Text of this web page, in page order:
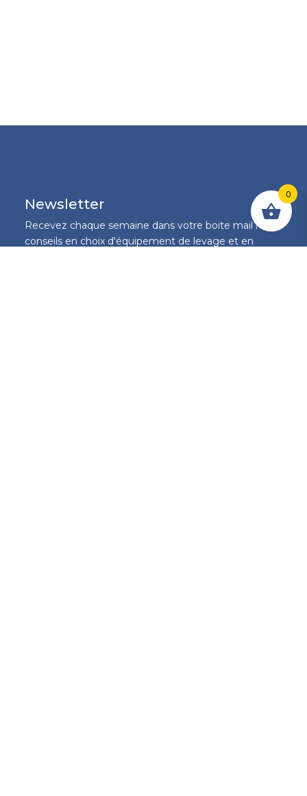
Newsletter
Recevez chaque semaine dans votre boite mail nos
conseils en choix d'équipement de levage et en
0